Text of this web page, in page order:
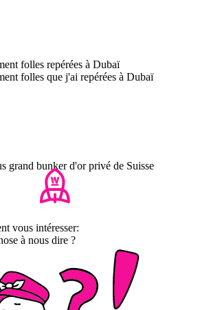
folles repérées à Dubaï
folles que j'ai repérées à Dubaï
grand bunker d'or privé de Suisse
vous intéresser:
à nous dire ?